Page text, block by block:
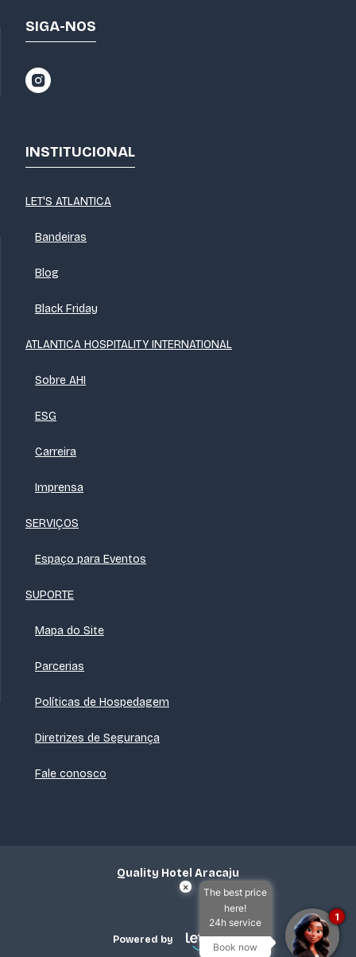
SIGA-NOS
INSTITUCIONAL
LET'S ATLANTICA
Bandeiras
Blog
Black Friday
ATLANTICA HOSPITALITY INTERNATIONAL
Sobre AHI
ESG
Carreira
Imprensa
SERVIÇOS
Espaço para Eventos
SUPORTE
Mapa do Site
Parcerias
Políticas de Hospedagem
Diretrizes de Segurança
Fale conosco
Quality Hotel Aracaju
Powered by
×
The best price
here!
24h service
Book now
1